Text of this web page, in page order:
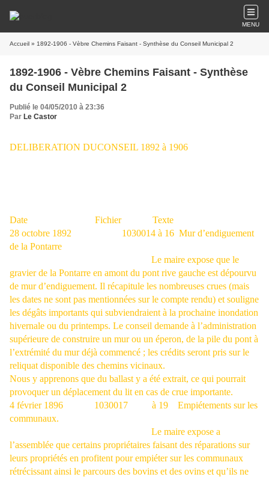
MENU
Accueil » 1892-1906 - Vèbre Chemins Faisant - Synthèse du Conseil Municipal 2
1892-1906 - Vèbre Chemins Faisant - Synthèse
du Conseil Municipal 2
Publié le 04/05/2010 à 23:36
Par Le Castor
DELIBERATION DUCONSEIL 1892 à 1906
Date Fichier
Texte
28 octobre 1892
1030014 à 16 Mur d’endiguement
de la Pontarre
Le maire expose que le
gravier de la Pontarre en amont du pont rive gauche est dépourvu
de mur d’endiguement. Il récapitule les nombreuses crues (mais
les dates ne sont pas mentionnées sur le compte rendu) et souligne
les dégâts importants qui subviendraient à la prochaine inondation
hivernale ou du printemps. Le conseil demande à l’administration
supérieure de construire un mur ou un éperon, de la pile du pont à
l’extrémité du mur déjà commencé ; les crédits seront pris sur le
reliquat disponible des chemins vicinaux.
Nous y apprenons que du ballast y a été extrait, ce qui pourrait
provoquer un déplacement du lit en cas de crue importante.
4 février 1896
1030017 à 19
Empiétements sur les
communaux.
Le maire expose a
l’assemblée que certains propriétaires faisant des réparations sur
leurs propriétés en profitent pour empiéter sur les communaux
rétrécissant ainsi le parcours des bovins et des ovins et qu’ils ne